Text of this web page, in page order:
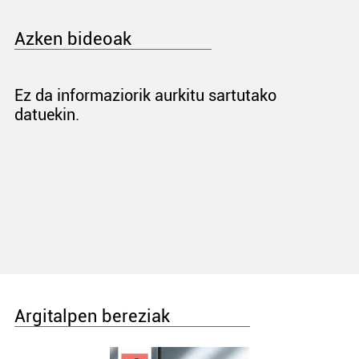
Azken bideoak
Ez da informaziorik aurkitu sartutako
datuekin.
Argitalpen bereziak